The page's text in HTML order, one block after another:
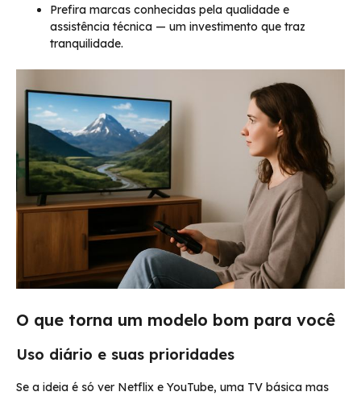
Prefira marcas conhecidas pela qualidade e
assistência técnica — um investimento que traz
tranquilidade.
O que torna um modelo bom para você
Uso diário e suas prioridades
Se a ideia é só ver Netflix e YouTube, uma TV básica mas